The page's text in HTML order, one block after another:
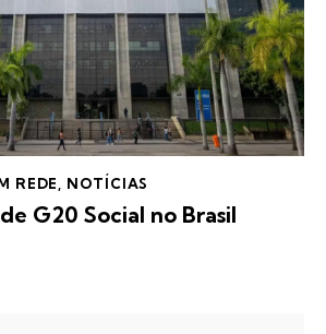
REDE NOTÍCIAS
G20 Social no Brasil